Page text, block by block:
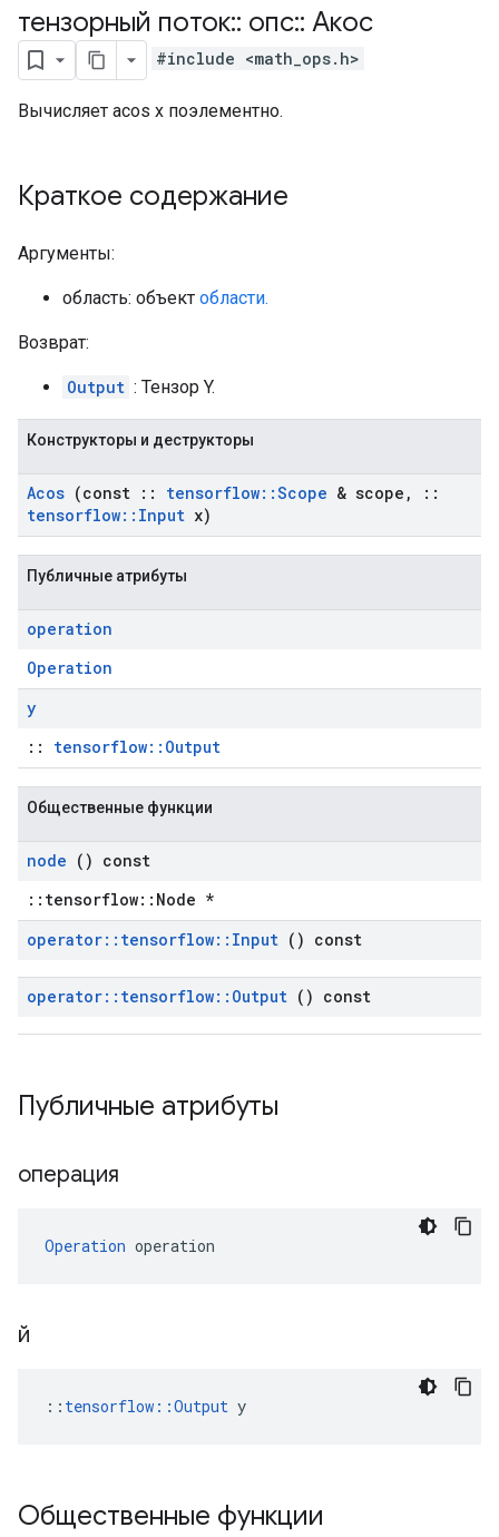
тензорный поток:: опс:: Акос
#include <math_ops.h>
Вычисляет acos x поэлементно.
Краткое содержание
Аргументы:
область: объект области.
Возврат:
Output : Тензор Y.
Конструкторы и деструкторы
Acos (const :: tensorflow::Scope & scope ,
::
tensorflow:: Input x)
Публичные атрибуты
operation
Operation
y
:: tensorflow::Output
Общественные функции
node () const
::tensorflow::Node *
operator:: tensorflow:: Input () const
operator:: tensorflow:: Output () const
Публичные атрибуты
операция
Operation operation
й
:: tensorflow::Output y
Общественные функции